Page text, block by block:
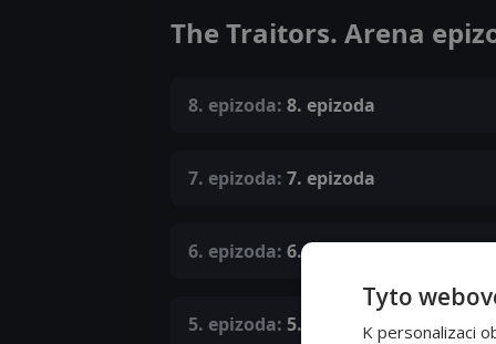
The Traitors. Arena
8. epizoda: 8. epizoda
7. epizoda: 7. epizoda
6. epizoda: 6. epizoda
5. epizoda: 5. epizoda
Tyto
K personalizaci